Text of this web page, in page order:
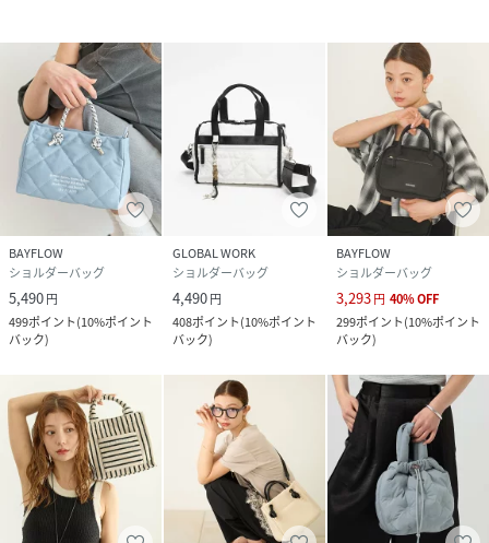
BAYFLOW
ショルダーバッグ
5,490円
499ポイント(10%ポイント
バック)
GLOBAL WORK
ショルダーバッグ
4,490円
408ポイント(10%ポイント
バック)
BAYFLOW
ショルダーバッグ
3,293円 40%OFF
299ポイント(10%ポイント
バック)